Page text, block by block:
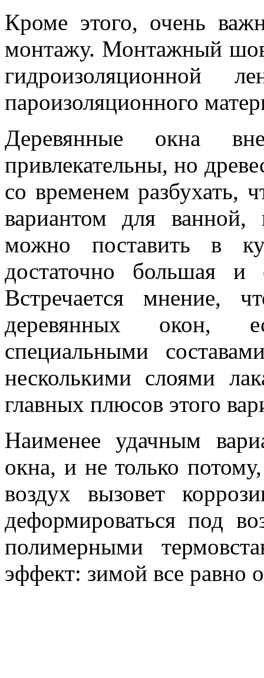
Кроме этого, очень
монтажу. Монтажный шов
пароизоляционного
Деревянные окна
привлекательны, но
со временем разбухать,
вариантом для
можно поставить в
достаточно большая и
Встречается мнение,
деревянных окон,
специальными
несколькими слоями
главных плюсов этого
Наименее удачным
окна, и не только
воздух вызовет
деформироваться под
полимерными
эффект: зимой все равно